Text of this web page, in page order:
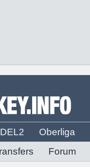
DEL2 Oberliga
Forum